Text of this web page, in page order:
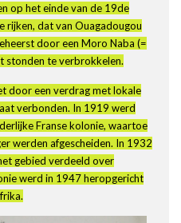
op het einde van de 19de
rijken, dat van Ouagadougou
door een Moro Naba (=
stonden te verbrokkelen.
door een verdrag met lokale
verbonden. In 1919 werd
Franse kolonie, waartoe
werden afgescheiden. In 1932
gebied verdeeld over
werd in 1947 heropgericht